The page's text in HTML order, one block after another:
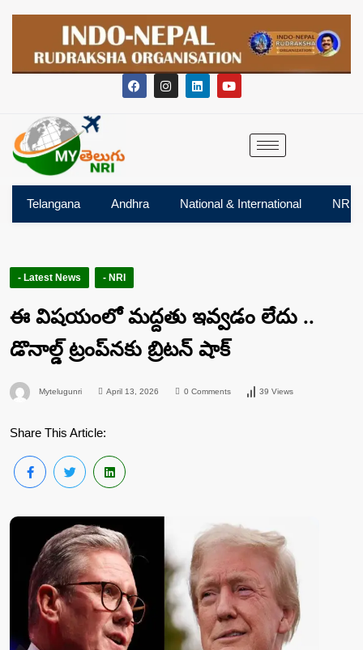
Telangana Andhra National & International NRI
- Latest News - NRI
ఈ విషయంలో మద్దతు ఇవ్వడం లేదు ..
డొనాల్డ్ ట్రంప్‌నకు బ్రిటన్ షాక్
Mytelugunri April 13, 2026 0 Comments 39 Views
Share This Article: